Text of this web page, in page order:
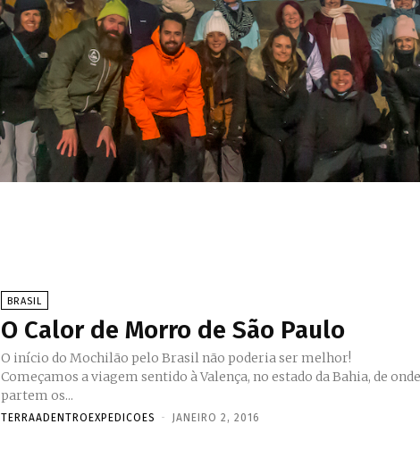
BRASIL
O Calor de Morro de São Paulo
O início do Mochilão pelo Brasil não poderia ser melhor!
Começamos a viagem sentido à Valença, no estado da Bahia, de
partem os...
TERRAADENTROEXPEDICOES - JANEIRO 2, 2016